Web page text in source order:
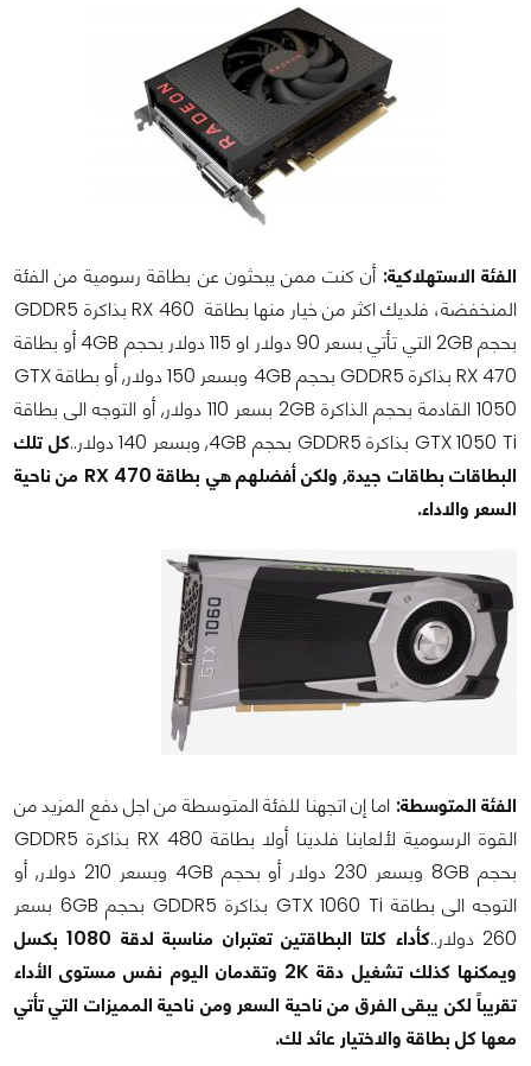
الفئة الاستهلاكية: أن كنت ممن يبحثون عن بطاقة رسومية من الفئة
المنخفضة، فلديك اكثر من خيار منها بطاقة RX 460 بذاكرة GDDR5
بحجم 2GB التي تأتي بسعر 90 دولار او 115 دولار بحجم 4GB أو بطاقة
RX 470 بذاكرة GDDR5 بحجم 4GB وبسعر 150 دولار, أو بطاقة GTX
1050 القادمة بحجم الذاكرة 2GB بسعر 110 دولار, أو التوجه الى بطاقة
GTX 1050 Ti بذاكرة GDDR5 بحجم 4GB, وبسعر 140 دولار..
كل تلك
البطاقات بطاقات جيدة, ولكن أفضلهم هي بطاقة RX 470 من ناحية
السعر والاداء.
الفئة المتوسطة: اما إن اتجهنا للفئة المتوسطة من اجل دفع المزيد من
القوة الرسومية لألعابنا فلدينا أولا بطاقة RX 480 بذاكرة GDDR5
بحجم 8GB وبسعر 230 دولار أو بحجم 4GB وبسعر 210 دولار, أو
التوجه الى بطاقة GTX 1060 Ti بذاكرة GDDR5 بحجم 6GB بسعر
260 دولار..
كأداء كلتا البطاقتين تعتبران مناسبة لدقة 1080 بكسل
ويمكنها كذلك تشغيل دقة 2K وتقدمان اليوم نفس مستوى الأداء
تقريباً لكن يبقى الفرق من ناحية السعر ومن ناحية المميزات التي تأتي
معها كل بطاقة والاختيار عائد لك.